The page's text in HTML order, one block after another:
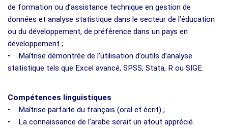
de formation ou d’assistance technique en gestion de
données et analyse statistique dans le secteur de l’éducation
ou du développement, de préférence dans un pays en
développement ;
• Maîtrise démontrée de l’utilisation d’outils d’analyse
statistique tels que Excel avancé, SPSS, Stata, R ou SIGE.
Compétences linguistiques
• Maîtrise parfaite du français (oral et écrit) ;
• La connaissance de l’arabe serait un atout apprécié.